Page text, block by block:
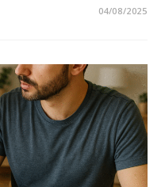
04/08/2025